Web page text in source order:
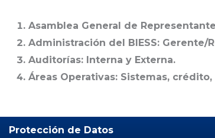
Asamblea General de
Administración del BIESS: Gerente/
Auditorías: Interna y Externa.
Áreas Operativas: Sistemas,
Protección de Datos